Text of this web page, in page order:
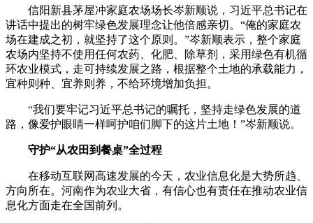
信阳新县茅屋冲家庭农场场长岑新顺说，习近平总书记在
讲话中提出的树牢绿色发展理念让他倍感亲切。“俺的家庭农
场在建成之初，就坚持了这个原则。”岑新顺表示，整个家庭
农场内坚持不使用任何农药、化肥、除草剂，采用绿色有机循
环农业模式，走可持续发展之路，根据整个土地的承载能力，
宜种则种、宜养则养，不给环境增加负担。
“我们要牢记习近平总书记的嘱托，坚持走绿色发展的道
路，像爱护眼睛一样呵护咱们脚下的这片土地！”岑新顺说。
守护“从农田到餐桌”全过程
在移动互联网高速发展的今天，农业信息化是大势所趋、
方向所在。河南作为农业大省，有信心也有责任在推动农业信
息化方面走在全国前列。